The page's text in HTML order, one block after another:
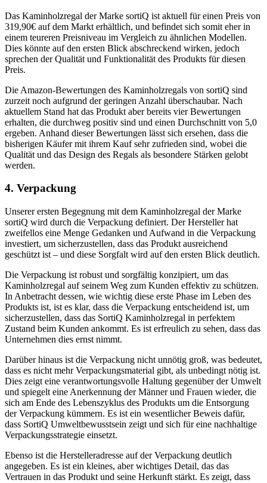
Das Kaminholzregal der Marke sortiQ ist aktuell für einen Preis von
319,90€ auf dem Markt erhältlich, und befindet sich somit eher in
einem teureren Preisniveau im Vergleich zu ähnlichen Modellen.
Dies könnte auf den ersten Blick abschreckend wirken, jedoch
sprechen der Qualität und Funktionalität des Produkts für diesen
Preis.
Die Amazon-Bewertungen des Kaminholzregals von sortiQ sind
zurzeit noch aufgrund der geringen Anzahl überschaubar. Nach
aktuellem Stand hat das Produkt aber bereits vier Bewertungen
erhalten, die durchweg positiv sind und einen Durchschnitt von 5,0
ergeben. Anhand dieser Bewertungen lässt sich ersehen, dass die
bisherigen Käufer mit ihrem Kauf sehr zufrieden sind, wobei die
Qualität und das Design des Regals als besondere Stärken gelobt
werden.
4. Verpackung
Unserer ersten Begegnung mit dem Kaminholzregal der Marke
sortiQ wird durch die Verpackung definiert. Der Hersteller hat
zweifellos eine Menge Gedanken und Aufwand in die Verpackung
investiert, um sicherzustellen, dass das Produkt ausreichend
geschützt ist – und diese Sorgfalt wird auf den ersten Blick deutlich.
Die Verpackung ist robust und sorgfältig konzipiert, um das
Kaminholzregal auf seinem Weg zum Kunden effektiv zu schützen.
In Anbetracht dessen, wie wichtig diese erste Phase im Leben des
Produkts ist, ist es klar, dass die Verpackung entscheidend ist, um
sicherzustellen, dass das SortiQ Kaminholzregal in perfektem
Zustand beim Kunden ankommt. Es ist erfreulich zu sehen, dass das
Unternehmen dies ernst nimmt.
Darüber hinaus ist die Verpackung nicht unnötig groß, was bedeutet,
dass es nicht mehr Verpackungsmaterial gibt, als unbedingt nötig ist.
Dies zeigt eine verantwortungsvolle Haltung gegenüber der Umwelt
und spiegelt eine Anerkennung der Männer und Frauen wieder, die
sich am Ende des Lebenszyklus des Produkts um die Entsorgung
der Verpackung kümmern. Es ist ein wesentlicher Beweis dafür,
dass SortiQ Umweltbewusstsein zeigt und sich für eine nachhaltige
Verpackungsstrategie einsetzt.
Ebenso ist die Herstelleradresse auf der Verpackung deutlich
angegeben. Es ist ein kleines, aber wichtiges Detail, das das
Vertrauen in das Produkt und seine Herkunft stärkt. Es zeigt, dass